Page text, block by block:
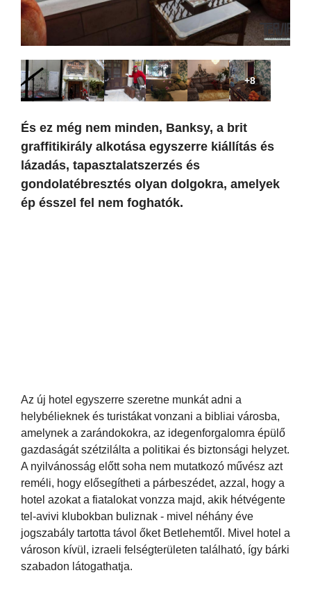
+8
És ez még nem minden, Banksy, a brit
graffitikirály alkotása egyszerre kiállítás és
lázadás, tapasztalatszerzés és
gondolatébresztés olyan dolgokra, amelyek
ép ésszel fel nem foghatók.
Az új hotel egyszerre szeretne munkát adni a
helybélieknek és turistákat vonzani a bibliai városba,
amelynek a zarándokokra, az idegenforgalomra épülő
gazdaságát szétzilálta a politikai és biztonsági helyzet.
A nyilvánosság előtt soha nem mutatkozó művész azt
reméli, hogy elősegítheti a párbeszédet, azzal, hogy a
hotel azokat a fiatalokat vonzza majd, akik hétvégente
tel-avivi klubokban buliznak - mivel néhány éve
jogszabály tartotta távol őket Betlehemtől. Mivel hotel a
városon kívül, izraeli felségterületen található, így bárki
szabadon látogathatja.